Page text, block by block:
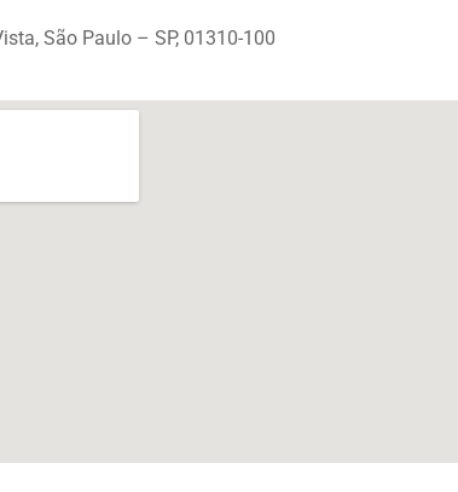
São Paulo – SP, 01310-100